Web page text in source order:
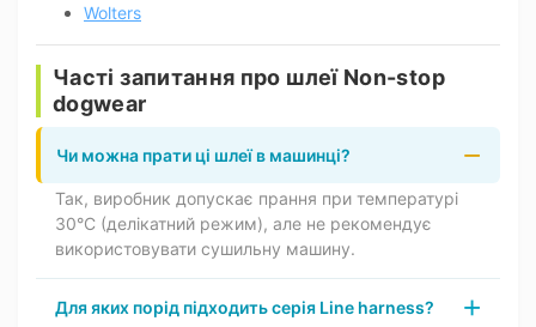
Wolters
Часті запитання про шлеї Non-stop
dogwear
Чи можна прати ці шлеї в машинці?
Так, виробник допускає прання при температурі
30°C (делікатний режим), але не рекомендує
використовувати сушильну машину.
Для яких порід підходить серія Line harness?